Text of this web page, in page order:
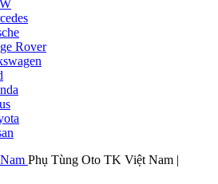
Rover
Phụ Tùng Oto TK Việt Nam |